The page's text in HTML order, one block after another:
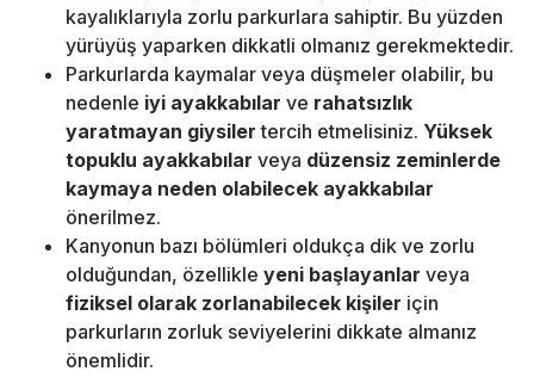
kayalıklarıyla zorlu parkurlara sahiptir. Bu yüzden
yürüyüş yaparken dikkatli olmanız gerekmektedir.
Parkurlarda kaymalar veya düşmeler olabilir, bu
nedenle iyi ayakkabılar ve rahatsızlık
yaratmayan giysiler tercih etmelisiniz. Yüksek
topuklu ayakkabılar veya düzensiz zeminlerde
kaymaya neden olabilecek ayakkabılar
önerilmez.
Kanyonun bazı bölümleri oldukça dik ve zorlu
olduğundan, özellikle yeni başlayanlar veya
fiziksel olarak zorlanabilecek kişiler için
parkurların zorluk seviyelerini dikkate almanız
önemlidir.